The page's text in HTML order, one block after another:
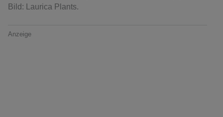
Bild: Laurica Plants.
Anzeige